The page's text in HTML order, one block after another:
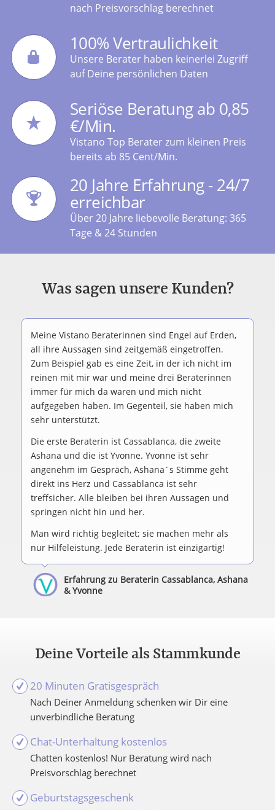
nach Preisvorschlag berechnet
100% Vertraulichkeit
Unsere Berater haben keinerlei Zugriff
auf Deine persönlichen Daten
Seriöse Beratung ab 0,85
€/Min.
Vistano Top Berater zum kleinen Preis
bereits ab 85 Cent/Min.
20 Jahre Erfahrung - 24/7
erreichbar
Über 20 Jahre liebevolle Beratung: 365
Tage & 24 Stunden
Was sagen unsere Kunden?
Meine Vistano Beraterinnen sind Engel auf Erden,
all ihre Aussagen sind zeitgemäß eingetroffen.
Zum Beispiel gab es eine Zeit, in der ich nicht im
reinen mit mir war und meine drei Beraterinnen
immer für mich da waren und mich nicht
aufgegeben haben. Im Gegenteil, sie haben mich
sehr unterstützt.
Die erste Beraterin ist Cassablanca, die zweite
Ashana und die ist Yvonne. Yvonne ist sehr
angenehm im Gespräch, Ashana´s Stimme geht
direkt ins Herz und Cassablanca ist sehr
treffsicher. Alle bleiben bei ihren Aussagen und
springen nicht hin und her.
Man wird richtig begleitet; sie machen mehr als
nur Hilfeleistung. Jede Beraterin ist einzigartig!
Erfahrung zu Beraterin Cassablanca, Ashana
& Yvonne
Deine Vorteile als Stammkunde
20 Minuten Gratisgespräch
Nach Deiner Anmeldung schenken wir Dir eine
unverbindliche Beratung
Chat-Unterhaltung kostenlos
Chatten kostenlos! Nur Beratung wird nach
Preisvorschlag berechnet
Geburtstagsgeschenk